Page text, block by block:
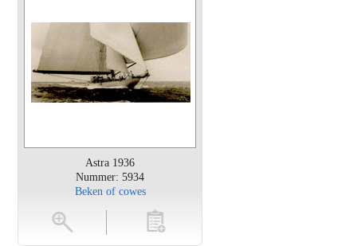
Astra 1936
Nummer: 5934
Beken of cowes
toevoegen